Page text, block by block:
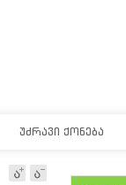
ᲣᲫᲠᲐᲕᲘ ᲥᲝᲜᲔᲑᲐ